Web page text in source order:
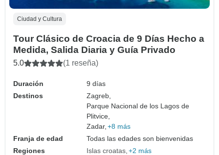
Ciudad y Cultura
Tour Clásico de Croacia de 9 Días Hecho a
Medida, Salida Diaria y Guía Privado
5.0 (1 reseña)
Duración
9 días
Destinos
Zagreb,
Parque Nacional de los Lagos de
Plitvice,
Zadar, +8 más
Franja de edad
Todas las edades son bienvenidas
Regiones
Islas croatas +2 más